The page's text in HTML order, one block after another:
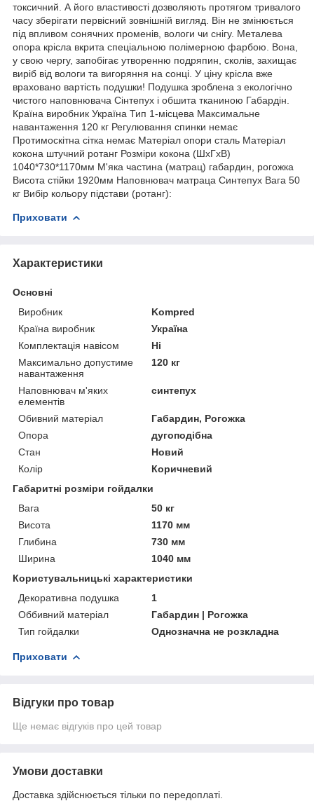
токсичний. А його властивості дозволяють протягом тривалого
часу зберігати первісний зовнішній вигляд. Він не змінюється
під впливом сонячних променів, вологи чи снігу. Металева
опора крісла вкрита спеціальною полімерною фарбою. Вона,
у свою чергу, запобігає утворенню подряпин, сколів, захищає
виріб від вологи та вигоряння на сонці. У ціну крісла вже
враховано вартість подушки! Подушка зроблена з екологічно
чистого наповнювача Сінтепух і обшита тканиною Габардін.
Країна виробник Україна Тип 1-місцева Максимальне
навантаження 120 кг Регулювання спинки немає
Протимоскітна сітка немає Матеріал опори сталь Матеріал
кокона штучний ротанг Розміри кокона (ШхГхВ)
1040*730*1170мм М'яка частина (матрац) габардин, рогожка
Висота стійки 1920мм Наповнювач матраца Синтепух Вага 50
кг Вибір кольору підстави (ротанг):
Приховати
Характеристики
Основні
Виробник
Kompred
Країна виробник
Україна
Комплектація навісом
Ні
Максимально допустиме
навантаження
120 кг
Наповнювач м'яких
елементів
синтепух
Обивний матеріал
Габардин, Рогожка
Опора
дугоподібна
Стан
Новий
Колір
Коричневий
Габаритні розміри гойдалки
Вага
50 кг
Висота
1170 мм
Глибина
730 мм
Ширина
1040 мм
Користувальницькі характеристики
Декоративна подушка
1
Оббивний матеріал
Габардин | Рогожка
Тип гойдалки
Однозначна не розкладна
Приховати
Відгуки про товар
Ще немає відгуків про цей товар
Умови доставки
Доставка здійснюється тільки по передоплаті.